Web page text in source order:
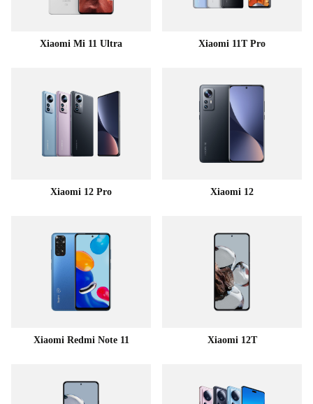
Xiaomi Mi 11 Ultra Xiaomi 11T Pro
Xiaomi 12 Pro Xiaomi 12
Xiaomi Redmi Note 11 Xiaomi 12T